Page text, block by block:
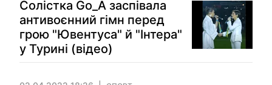
Солістка Gо_A заспівала
антивоєнний гімн перед
грою "Ювентуса" й "Інтера"
у Турині (відео)